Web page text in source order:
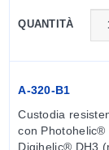
QUANTITÀ
A-320-B1
Custodia
con Photohelic®
Digihelic® DH3